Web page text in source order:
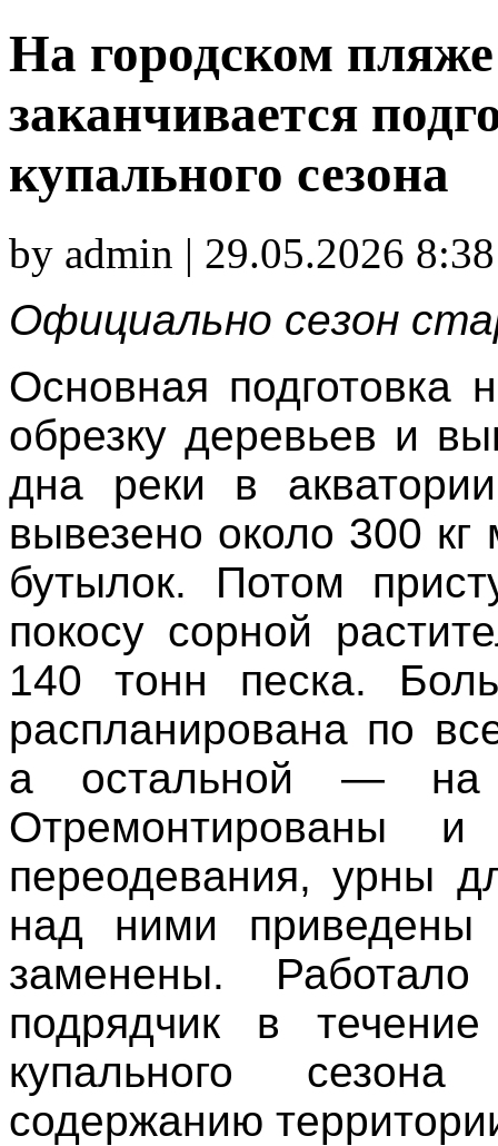
На городском
заканчивается
купального сезона
by admin | 29.05.2026
Официально сезон
Основная подготовка
обрезку деревьев и
дна реки в
вывезено около 300
бутылок. Потом
покосу сорной
140 тонн песка.
распланирована по
а остальной — на
Отремонтированы
переодевания, урны
над ними
заменены.
подрядчик в
купального
содержанию